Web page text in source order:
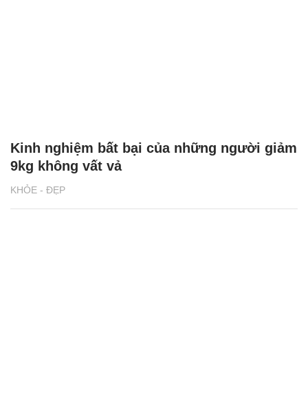
KHỎE - ĐẸP
Kinh nghiệm bất bại của những người giảm
9kg không vất vả